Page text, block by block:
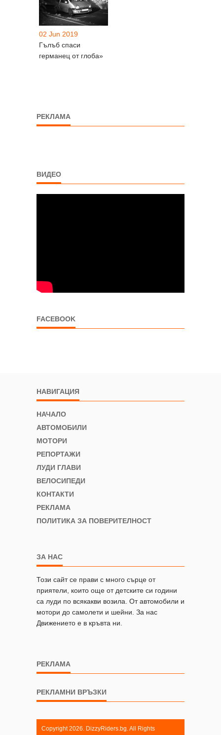
02 Jun 2019
Гълъб спаси
германец от глоба»
РЕКЛАМА
ВИДЕО
FACEBOOK
НАВИГАЦИЯ
НАЧАЛО
АВТОМОБИЛИ
МОТОРИ
РЕПОРТАЖИ
ЛУДИ ГЛАВИ
ВЕЛОСИПЕДИ
КОНТАКТИ
РЕКЛАМА
ПОЛИТИКА ЗА ПОВЕРИТЕЛНОСТ
ЗА НАС
Този сайт се прави с много сърце от
приятели, които още от детските си години
са луди по всякакви возила. От автомобили и
мотори до самолети и шейни. За нас
Движението е в кръвта ни.
РЕКЛАМА
РЕКЛАМНИ ВРЪЗКИ
Copyright 2026. DizzyRiders.bg. All Rights